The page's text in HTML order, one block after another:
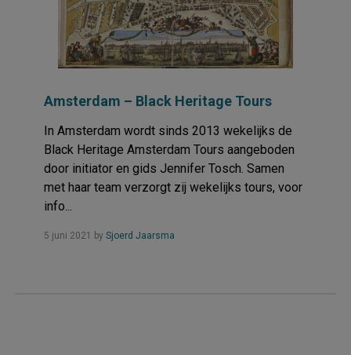
Amsterdam – Black Heritage Tours
In Amsterdam wordt sinds 2013 wekelijks de
Black Heritage Amsterdam Tours aangeboden
door initiator en gids Jennifer Tosch. Samen
met haar team verzorgt zij wekelijks tours, voor
info...
5 juni 2021 by Sjoerd JaarsmaRead